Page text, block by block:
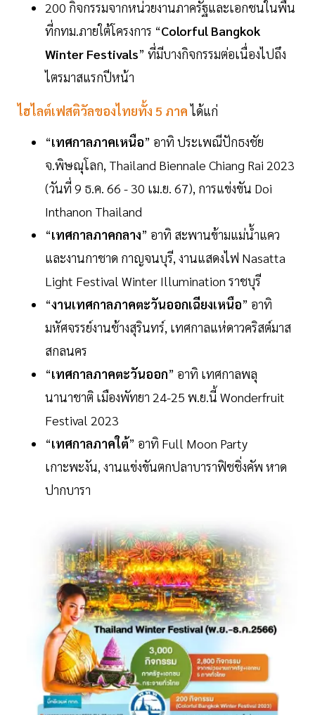
200 กิจกรรมจากหน่วยงานภาครัฐและเอกชนในพื้น
ที่กทม.ภายใต้โครงการ “Colorful Bangkok
Winter Festivals” ที่มีบางกิจกรรมต่อเนื่องไปถึง
ไตรมาสแรกปีหน้า
ไฮไลต์เฟสติวัลของไทยทั้ง 5 ภาคได้แก่
“เทศกาลภาคเหนือ” อาทิ ประเพณีปักธงชัย
จ.พิษณุโลก, Thailand Biennale Chiang Rai 2023
(วันที่ 9 ธ.ค. 66 - 30 เม.ย. 67), การแข่งขัน Doi
Inthanon Thailand
“เทศกาลภาคกลาง” อาทิ สะพานข้ามแม่นํ้าแคว
และงานกาชาด กาญจนบุรี, งานแสดงไฟ Nasatta
Light Festival Winter Illumination ราชบุรี
“งานเทศกาลภาคตะวันออกเฉียงเหนือ” อาทิ
มหัศจรรย์งานช้างสุรินทร์, เทศกาลแห่ดาวคริสต์มาส
สกลนคร
“เทศกาลภาคตะวันออก” อาทิ เทศกาลพลุ
นานาชาติ เมืองพัทยา 24-25 พ.ย.นี้ Wonderfruit
Festival 2023
“เทศกาลภาคใต้” อาทิ Full Moon Party
เกาะพะงัน, งานแข่งขันตกปลาบาราฟิชชิ่งคัพ หาด
ปากบารา